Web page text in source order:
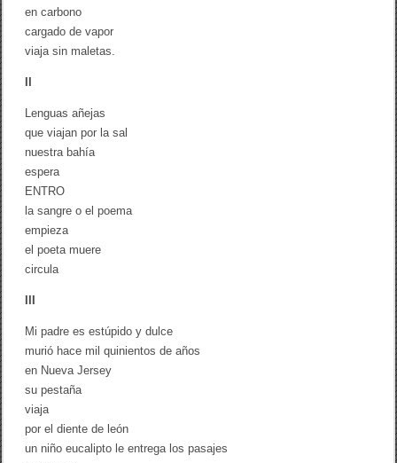
en carbono
cargado de vapor
viaja sin maletas.
Lenguas añejas
que viajan por la sal
nuestra bahía
espera
ENTRO
la sangre o el poema
empieza
el poeta muere
circula
Mi padre es estúpido y dulce
murió hace mil quinientos de años
en Nueva Jersey
su pestaña
viaja
por el diente de león
un niño eucalipto le entrega los pasajes